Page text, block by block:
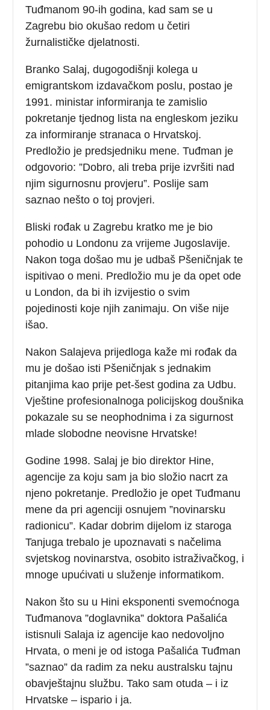
Tuđmanom 90-ih godina, kad sam se u
Zagrebu bio okušao redom u četiri
žurnalističke djelatnosti.
Branko Salaj, dugogodišnji kolega u
emigrantskom izdavačkom poslu, postao je
1991. ministar informiranja te zamislio
pokretanje tjednog lista na engleskom jeziku
za informiranje stranaca o Hrvatskoj.
Predložio je predsjedniku mene. Tuđman je
odgovorio: ”Dobro, ali treba prije izvršiti nad
njim sigurnosnu provjeru”. Poslije sam
saznao nešto o toj provjeri.
Bliski rođak u Zagrebu kratko me je bio
pohodio u Londonu za vrijeme Jugoslavije.
Nakon toga došao mu je udbaš Pšeničnjak te
ispitivao o meni. Predložio mu je da opet ode
u London, da bi ih izvijestio o svim
pojedinosti koje njih zanimaju. On više nije
išao.
Nakon Salajeva prijedloga kaže mi rođak da
mu je došao isti Pšeničnjak s jednakim
pitanjima kao prije pet-šest godina za Udbu.
Vještine profesionalnoga policijskog doušnika
pokazale su se neophodnima i za sigurnost
mlade slobodne neovisne Hrvatske!
Godine 1998. Salaj je bio direktor Hine,
agencije za koju sam ja bio složio nacrt za
njeno pokretanje. Predložio je opet Tuđmanu
mene da pri agenciji osnujem ”novinarsku
radionicu”. Kadar dobrim dijelom iz staroga
Tanjuga trebalo je upoznavati s načelima
svjetskog novinarstva, osobito istraživačkog, i
mnoge upućivati u služenje informatikom.
Nakon što su u Hini eksponenti svemoćnoga
Tuđmanova ”doglavnika” doktora Pašalića
istisnuli Salaja iz agencije kao nedovoljno
Hrvata, o meni je od istoga Pašalića Tuđman
”saznao” da radim za neku australsku tajnu
obavještajnu službu. Tako sam otuda – i iz
Hrvatske – ispario i ja.